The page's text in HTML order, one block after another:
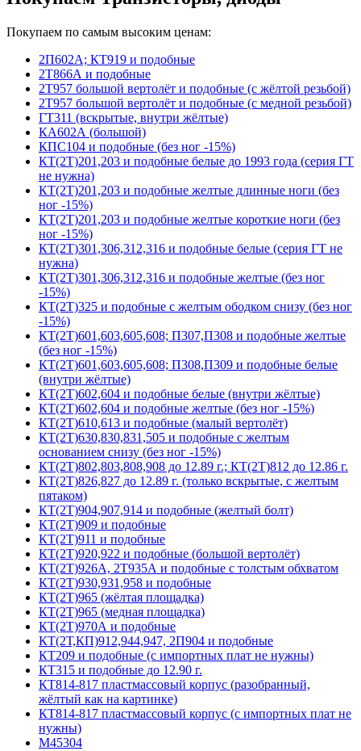
Покупаем по самым высоким ценам:
2П602А; КТ919 и подобные
2Т866А и подобные
2Т957 большой вертолёт и подобные (с жёлтой резьбой)
2Т957 большой вертолёт и подобные (с медной резьбой)
ГТ311 (вскрытые, внутри жёлтые)
КА602А (большой)
КПС104 и подобные (без ног -15%)
КТ(2Т)201,203 и подобные белые до 1993 года (серия ГТ
не нужна)
КТ(2Т)201,203 и подобные желтые длинные ноги (без
ног -15%)
КТ(2Т)201,203 и подобные желтые короткие ноги (без
ног -15%)
КТ(2Т)301,306,312,316 и подобные белые (серия ГТ не
нужна)
КТ(2Т)301,306,312,316 и подобные желтые (без ног
-15%)
КТ(2Т)325 и подобные с желтым ободком снизу (без ног
-15%)
КТ(2Т)601,603,605,608; П307,П308 и подобные желтые
(без ног -15%)
КТ(2Т)601,603,605,608; П308,П309 и подобные белые
(внутри жёлтые)
КТ(2Т)602,604 и подобные белые (внутри жёлтые)
КТ(2Т)602,604 и подобные желтые (без ног -15%)
КТ(2Т)610,613 и подобные (малый вертолёт)
КТ(2Т)630,830,831,505 и подобные с желтым
основанием снизу (без ног -15%)
КТ(2Т)802,803,808,908 до 12.89 г.; КТ(2Т)812 до 12.86 г.
КТ(2Т)826,827 до 12.89 г. (только вскрытые, с желтым
пятаком)
КТ(2Т)904,907,914 и подобные (желтый болт)
КТ(2Т)909 и подобные
КТ(2Т)911 и подобные
КТ(2Т)920,922 и подобные (большой вертолёт)
КТ(2Т)926А, 2Т935А и подобные с толстым обхватом
КТ(2Т)930,931,958 и подобные
КТ(2Т)965 (жёлтая площадка)
КТ(2Т)965 (медная площадка)
КТ(2Т)970А и подобные
КТ(2Т,КП)912,944,947, 2П904 и подобные
КТ209 и подобные (с импортных плат не нужны)
КТ315 и подобные до 12.90 г.
КТ814-817 пластмассовый корпус (разобранный,
жёлтый как на картинке)
КТ814-817 пластмассовый корпус (с импортных плат не
нужны)
М45304